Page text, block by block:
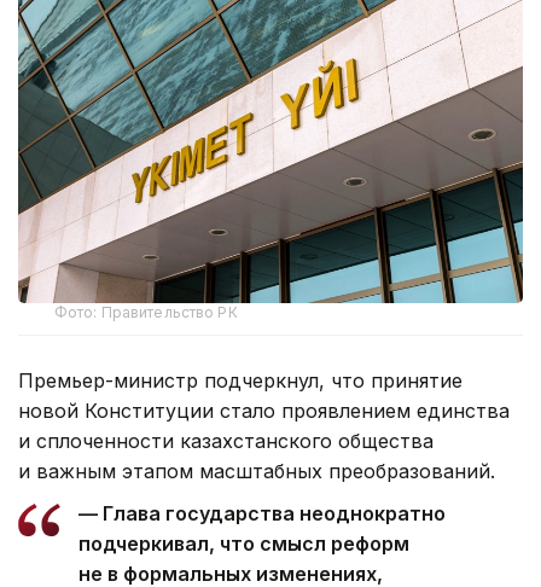
Фото: Правительство РК
Премьер-министр подчеркнул, что принятие
новой Конституции стало проявлением единства
и сплоченности казахстанского общества
и важным этапом масштабных преобразований.
— Глава государства неоднократно
подчеркивал, что смысл реформ
не в формальных изменениях,